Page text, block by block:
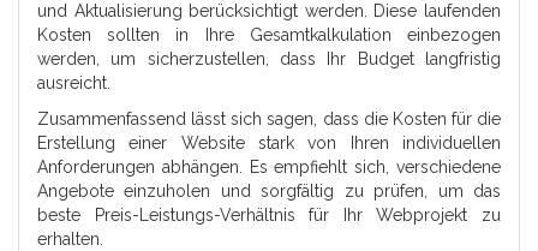
und Aktualisierung berücksichtigt werden. Diese laufenden
Kosten sollten in Ihre Gesamtkalkulation einbezogen
werden, um sicherzustellen, dass Ihr Budget langfristig
ausreicht.
Zusammenfassend lässt sich sagen, dass die Kosten für die
Erstellung einer Website stark von Ihren individuellen
Anforderungen abhängen. Es empfiehlt sich, verschiedene
Angebote einzuholen und sorgfältig zu prüfen, um das
beste Preis-Leistungs-Verhältnis für Ihr Webprojekt zu
erhalten.